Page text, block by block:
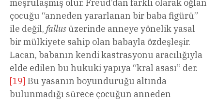
meşrulaşmış olur. Freud’dan farklı olarak oğlan
çocuğu “anneden yararlanan bir baba figürü”
ile değil, fallusüzerinde anneye yönelik yasal
bir mülkiyete sahip olan babayla özdeşleşir.
Lacan, babanın kendi kastrasyonu aracılığıyla
elde edilen bu hukuki yapıya “kral asası” der.
[19] Bu yasanın boyunduruğu altında
bulunmadığı sürece çocuğun anneden